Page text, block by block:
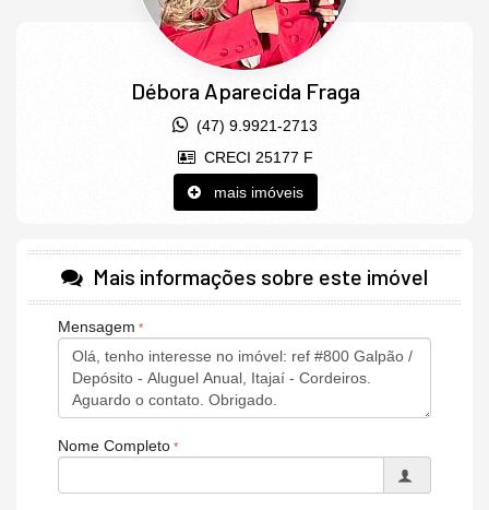
Débora Aparecida Fraga
(47) 9.9921-2713
CRECI 25177 F
mais imóveis
Mais informações sobre este imóvel
Mensagem
Nome Completo